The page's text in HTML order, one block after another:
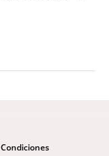
Condiciones